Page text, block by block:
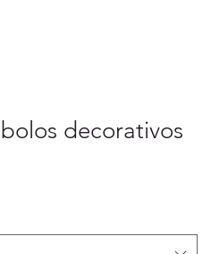
decorativos